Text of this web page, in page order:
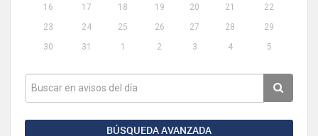
16
17 18 19 20 21
22
23
24 25 26 27 28
29
30
31 1 2 3 4 5
BÚSQUEDA AVANZADA